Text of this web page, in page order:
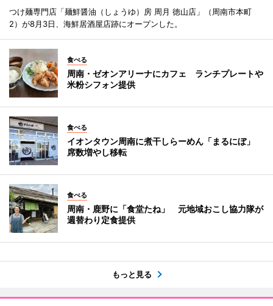
つけ麺専門店「麺鮮醤油（しょうゆ）房 周月 徳山店」（周南市本町
2）が8月3日、海鮮居酒屋店跡にオープンした。
食べる
周南・ゼオンアリーナにカフェ ランチプレートや
米粉シフォン提供
食べる
イオンタウン周南に煮干しらーめん「まるにぼ」
席数増やし移転
食べる
周南・鹿野に「食堂たね」 元地域おこし協力隊が
週替わり定食提供
もっと見る